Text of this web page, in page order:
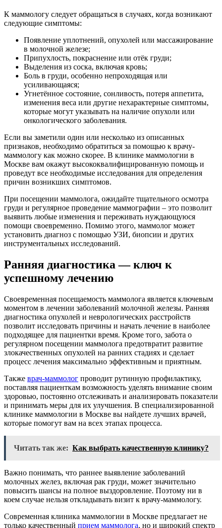
К маммологу следует обращаться в случаях, когда возникают
следующие симптомы:
Появление уплотнений, опухолей или массажирование
в молочной железе;
Припухлость, покраснение или отёк груди;
Выделения из соска, включая кровь;
Боль в груди, особенно непроходящая или
усиливающаяся;
Угнетённое состояние, сонливость, потеря аппетита,
изменения веса или другие нехарактерные симптомы,
которые могут указывать на наличие опухоли или
онкологического заболевания.
Если вы заметили один или несколько из описанных
признаков, необходимо обратиться за помощью к врачу-
маммологу как можно скорее. В клинике маммологии в
Москве вам окажут высококвалифицированную помощь и
проведут все необходимые исследования для определения
причин возникших симптомов.
При посещении маммолога, ожидайте тщательного осмотра
груди и регулярное проведение маммографии – это позволит
выявить любые изменения и переживать нуждающуюся
помощи своевременно. Помимо этого, маммолог может
установить диагноз с помощью УЗИ, биопсии и других
инструментальных исследований.
Ранняя диагностика — ключ к
успешному лечению
Своевременная посещаемость маммолога является ключевым
моментом в лечении заболеваний молочной железы. Ранняя
диагностика опухолей и неврологических расстройств
позволит исследовать причины и начать лечение в наиболее
подходящее для пациентки время. Кроме того, забота о
регулярном посещении маммолога предотвратит развитие
злокачественных опухолей на ранних стадиях и сделает
процесс лечения максимально эффективным и приятным.
Также врач-маммолог проводит рутинную профилактику,
поставляя пациенткам возможность уделять внимание своим
здоровью, постоянно отслеживать и анализировать показатели
и принимать меры для их улучшения. В специализированной
клинике маммологии в Москве вы найдете лучших врачей,
которые помогут вам на всех этапах процесса.
Читать так же: Как выбрать качественную клинику?
Важно понимать, что раннее выявление заболеваний
молочных желез, включая рак груди, может значительно
повысить шансы на полное выздоровление. Поэтому ни в
коем случае нельзя откладывать визит к врачу-маммологу.
Современная клиника маммологии в Москве предлагает не
только качественный прием маммолога, но и широкий спектр